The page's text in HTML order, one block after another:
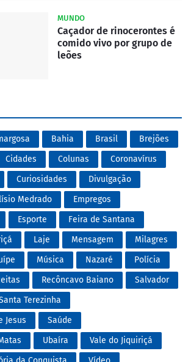
MUNDO
Caçador de rinocerontes é
comido vivo por grupo de
leões
Bahia Brasil
Brejões
Cidades Colunas
Coronavírus
Curiosidades
Divulgação
Medrado
Empregos
Esporte
Feira de Santana
Laje Mensagem
Milagres
Música Nazaré
Polícia
Recôncavo Baiano
Salvador
Terezinha
Jesus
Saúde
Ubaíra
Vale do Jiquiriçá